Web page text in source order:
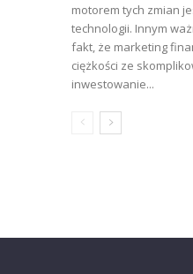
motorem tych zmian
technologii. Innym
fakt, że marketing
ciężkości ze
inwestowanie...